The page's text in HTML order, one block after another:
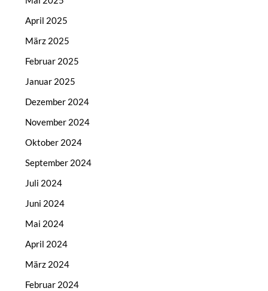
April 2025
März 2025
Februar 2025
Januar 2025
Dezember 2024
November 2024
Oktober 2024
September 2024
Juli 2024
Juni 2024
Mai 2024
April 2024
März 2024
Februar 2024